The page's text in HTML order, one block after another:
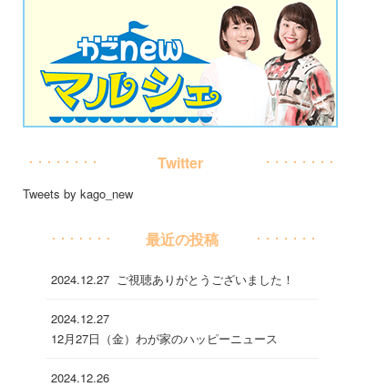
Twitter
Tweets by kago_new
最近の投稿
2024.12.27 ご視聴ありがとうございました！
2024.12.27
12月27日（金）わが家のハッピーニュース
2024.12.26